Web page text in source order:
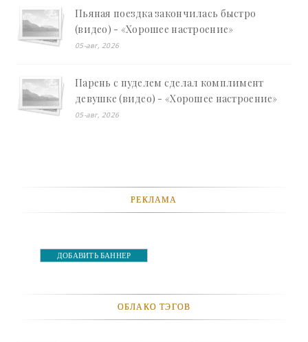
Пьяная поездка закончилась быстро
(видео) - «Хорошее настроение»
05-авг, 2026
Парень с пуделем сделал комплимент
девушке (видео) - «Хорошее настроение»
05-авг, 2026
РЕКЛАМА
ДОБАВИТЬ БАННЕР
ОБЛАКО ТЭГОВ